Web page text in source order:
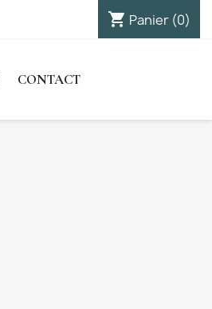
shopping_cart Panier (0)
CONTACT